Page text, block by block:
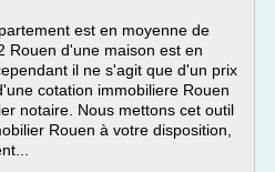
est en moyenne de
Rouen d'une maison est en
il ne s'agit que d'un prix
cotation immobiliere Rouen
notaire. Nous mettons cet outil
Rouen à votre disposition,